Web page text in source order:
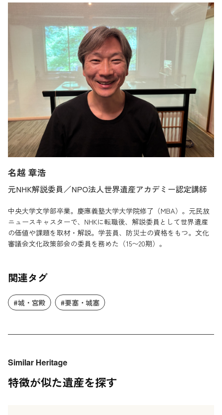
名越 章浩
元NHK解説委員／NPO法人世界遺産アカデミー認定講師
中央大学文学部卒業。慶應義塾大学大学院修了（MBA）。元民放
ニュースキャスターで、NHKに転職後、解説委員として世界遺産
の価値や課題を取材・解説。学芸員、防災士の資格をもつ。文化
審議会文化政策部会の委員を務めた（15〜20期）。
関連タグ
#城・宮殿 #要塞・城塞
Similar Heritage
特徴が似た遺産を探す